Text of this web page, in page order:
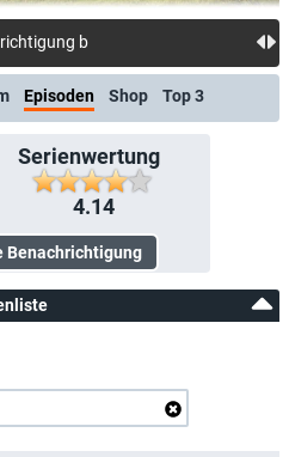
bei Stre
Episoden Shop Top 3
Serienwertung
4.14